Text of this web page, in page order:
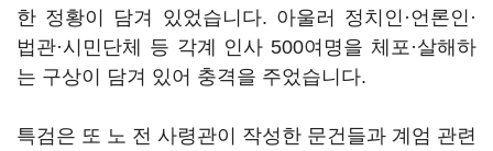
한 정황이 담겨 있었습니다. 아울러 정치인·언론인·
법관·시민단체 등 각계 인사 500여명을 체포·살해하
는 구상이 담겨 있어 충격을 주었습니다.
특검은 또 노 전 사령관이 작성한 문건들과 계엄 관련